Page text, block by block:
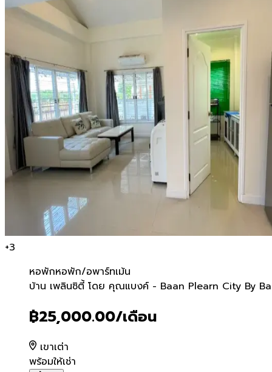
+3
หอพักหอพัก/อพาร์ทเม้น
บ้าน เพลินซิตี้ โดย คุณแบง
บ้าน เพลินซิตี้ โดย คุณแบงค์ - Baan Plearn City By
฿25,000.00/เดือน
เขาเต่า
พร้อมให้เช่า